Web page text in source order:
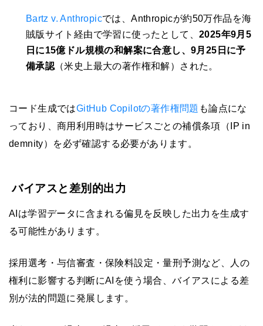
Bartz v. Anthropicでは、Anthropicが約50万作品を海
賊版サイト経由で学習に使ったとして、 2025年9月5
日に15億ドル規模の和解案に合意し、9月25日に予
備承認 （米史上最大の著作権和解）された。
コード生成ではGitHub Copilotの著作権問題 も論点にな
っており、商用利用時はサービスごとの補償条項（IP in
demnity）を必ず確認する必要があります。
バイアスと差別的出力
AIは学習データに含まれる偏見を反映した出力を生成す
る可能性があります。
採用選考・与信審査・保険料設定・量刑予測など、人の
権利に影響する判断にAIを使う場合、バイアスによる差
別が法的問題に発展します。